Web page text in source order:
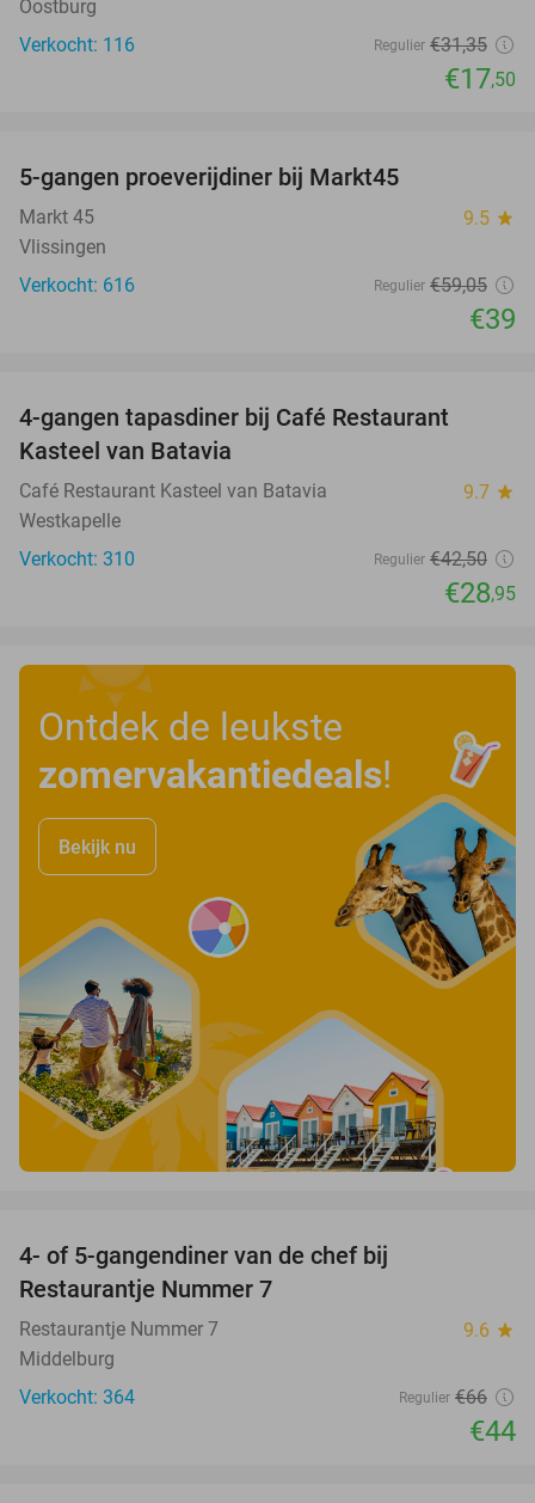
Oostburg
Verkocht: 116
Regulier €31,35
€17,50
5-gangen proeverijdiner bij Markt45
Markt 45 9.5 star
Vlissingen
Verkocht: 616
Regulier €59,05
€39
4-gangen tapasdiner bij Café Restaurant
Kasteel van Batavia
Café Restaurant Kasteel van Batavia 9.7 star
Westkapelle
Verkocht: 310
Regulier €42,50
€28,95
Ontdek de leukste
zomervakantiedeals!
Bekijk nu
4- of 5-gangendiner van de chef bij
Restaurantje Nummer 7
Restaurantje Nummer 7 9.6 star
Middelburg
Verkocht: 364
Regulier €66
€44